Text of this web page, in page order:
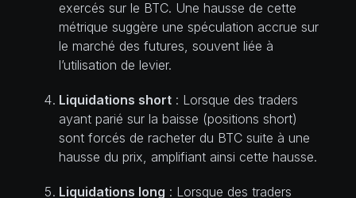
exercés sur le BTC. Une hausse de cette
métrique suggère une spéculation accrue sur
le marché des futures, souvent liée à
l’utilisation de levier.
Liquidations short : Lorsque des traders
ayant parié sur la baisse (positions short)
sont forcés de racheter du BTC suite à une
hausse du prix, amplifiant ainsi cette hausse.
Liquidations long : Lorsque des traders